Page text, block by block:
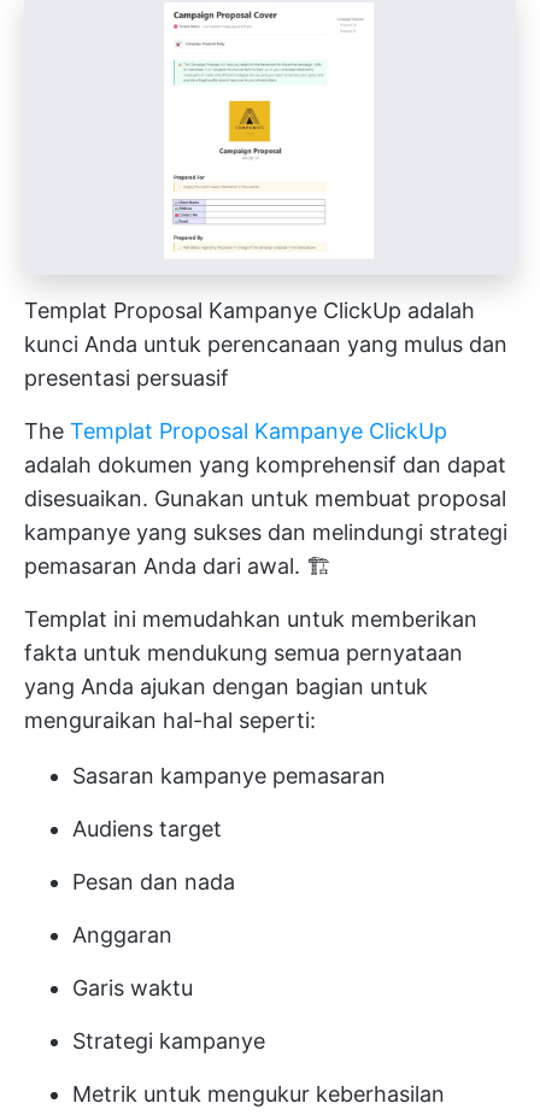
Templat Proposal Kampanye ClickUp adalah
kunci Anda untuk perencanaan yang mulus dan
presentasi persuasif
The Templat Proposal Kampanye ClickUp
adalah dokumen yang komprehensif dan dapat
disesuaikan. Gunakan untuk membuat proposal
kampanye yang sukses dan melindungi strategi
pemasaran Anda dari awal. 🏗️
Templat ini memudahkan untuk memberikan
fakta untuk mendukung semua pernyataan
yang Anda ajukan dengan bagian untuk
menguraikan hal-hal seperti:
Sasaran kampanye pemasaran
Audiens target
Pesan dan nada
Anggaran
Garis waktu
Strategi kampanye
Metrik untuk mengukur keberhasilan